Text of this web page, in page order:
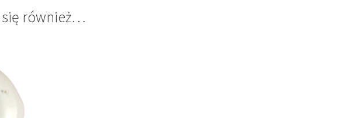
się również…